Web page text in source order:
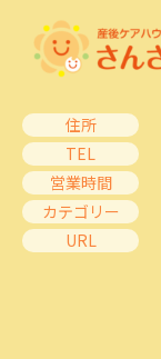
住所
TEL
営業時間
カテゴリー
URL